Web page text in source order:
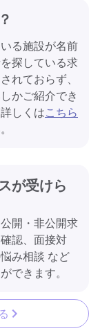
る施設が名前
探している求
れておらず、
かご紹介でき
しくはこちら
が受けら
開・非公開求
認、面接対
み相談 など
できます。